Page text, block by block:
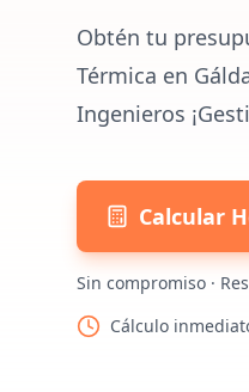
Obtén tu
Térmica en
Ingenieros
Calcular
Sin compromiso ·
Cálculo